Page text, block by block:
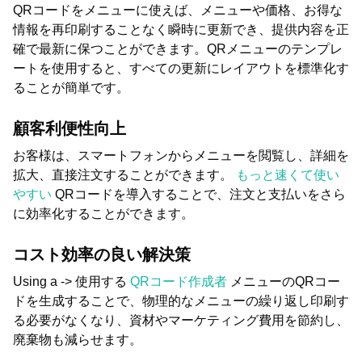
QRコードをメニューに使えば、メニューや価格、お得な
情報を再印刷することなく瞬時に更新でき、提供内容を正
確で最新に保つことができます。QRメニューのテンプレ
ートを使用すると、すべての更新にレイアウトを標準化す
ることが簡単です。
顧客利便性向上
お客様は、スマートフォンからメニューを閲覧し、詳細を
拡大、直接注文することができます。
もっと速くて使い
やすい QRコードを導入することで、注文と支払いをさら
に効率化することができます。
コスト効率の良い解決策
Using a -> 使用する QRコード作成者 メニューのQRコー
ドを生成することで、物理的なメニューの繰り返し印刷す
る必要がなくなり、資材やマーケティング費用を節約し、
廃棄物も減らせます。